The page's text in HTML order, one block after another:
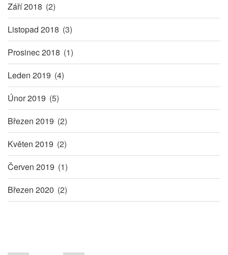
Září 2018 (2)
Listopad 2018 (3)
Prosinec 2018 (1)
Leden 2019 (4)
Únor 2019 (5)
Březen 2019 (2)
Květen 2019 (2)
Červen 2019 (1)
Březen 2020 (2)